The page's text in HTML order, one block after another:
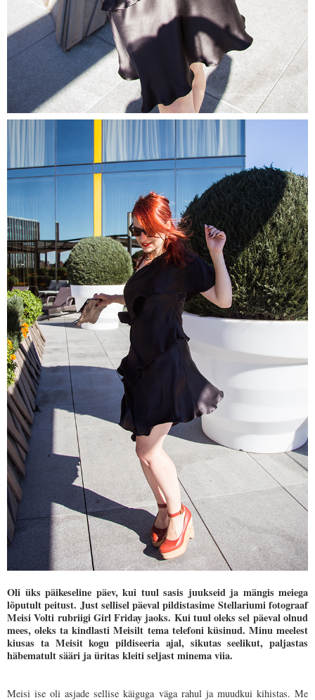
Oli üks päikeseline päev, kui tuul sasis juukseid ja mängis meiega
lõputult peitust. Just sellisel päeval pildistasime Stellariumi fotograaf
Meisi Volti rubriigi Girl Friday jaoks. Kui tuul oleks sel päeval olnud
mees, oleks ta kindlasti Meisilt tema telefoni küsinud. Minu meelest
kiusas ta Meisit kogu pildiseeria ajal, sikutas seelikut, paljastas
häbematult sääri ja üritas kleiti seljast minema viia.
Meisi ise oli asjade sellise käiguga väga rahul ja muudkui kihistas. Me